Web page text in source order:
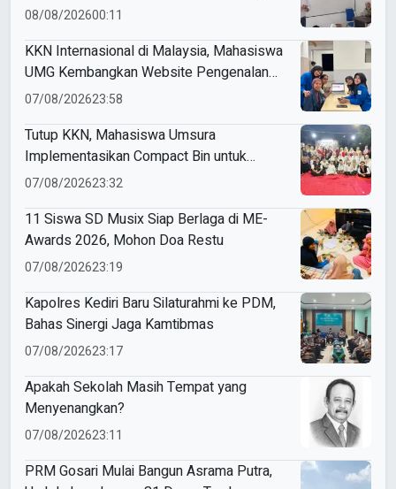
08/08/202600:11
KKN Internasional di Malaysia, Mahasiswa
UMG Kembangkan Website Pengenalan
Budaya Indonesia
07/08/202623:58
Tutup KKN, Mahasiswa Umsura
Implementasikan Compact Bin untuk
Sampah Anorganik di Ketabang
07/08/202623:32
11 Siswa SD Musix Siap Berlaga di ME-
Awards 2026, Mohon Doa Restu
07/08/202623:19
Kapolres Kediri Baru Silaturahmi ke PDM,
Bahas Sinergi Jaga Kamtibmas
07/08/202623:17
Apakah Sekolah Masih Tempat yang
Menyenangkan?
07/08/202623:11
PRM Gosari Mulai Bangun Asrama Putra,